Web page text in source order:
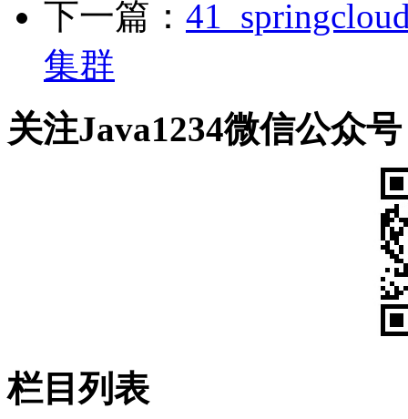
下一篇：
集群
关注Java1234微信公众号
栏目列表